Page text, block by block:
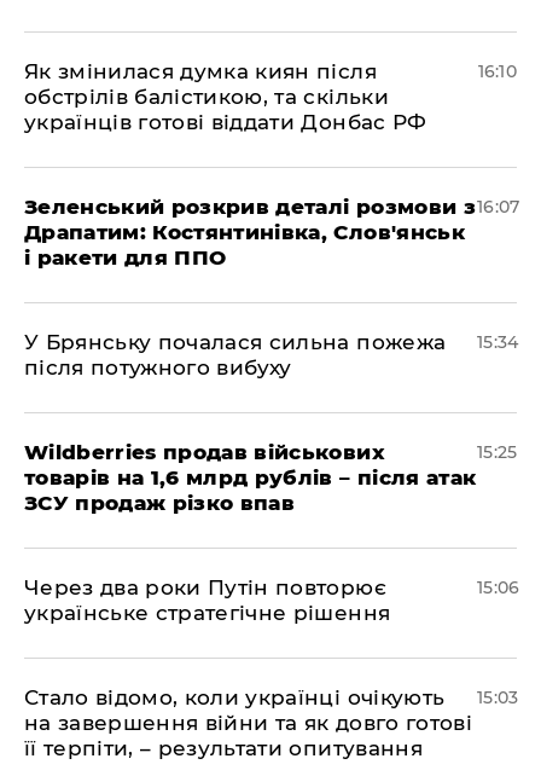
Як змінилася думка киян після
обстрілів балістикою, та скільки
українців готові віддати Донбас РФ
16:10
Зеленський розкрив деталі розмови з
Драпатим: Костянтинівка, Слов'янськ
і ракети для ППО
16:07
У Брянську почалася сильна пожежа
після потужного вибуху
15:34
Wildberries продав військових
товарів на 1,6 млрд рублів – після атак
ЗСУ продаж різко впав
15:25
Через два роки Путін повторює
українське стратегічне рішення
15:06
Стало відомо, коли українці очікують
на завершення війни та як довго готові
її терпіти, – результати опитування
15:03